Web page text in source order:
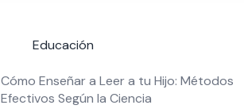
Educación
Cómo Enseñar a Leer a tu Hijo: Métodos
Efectivos Según la Ciencia